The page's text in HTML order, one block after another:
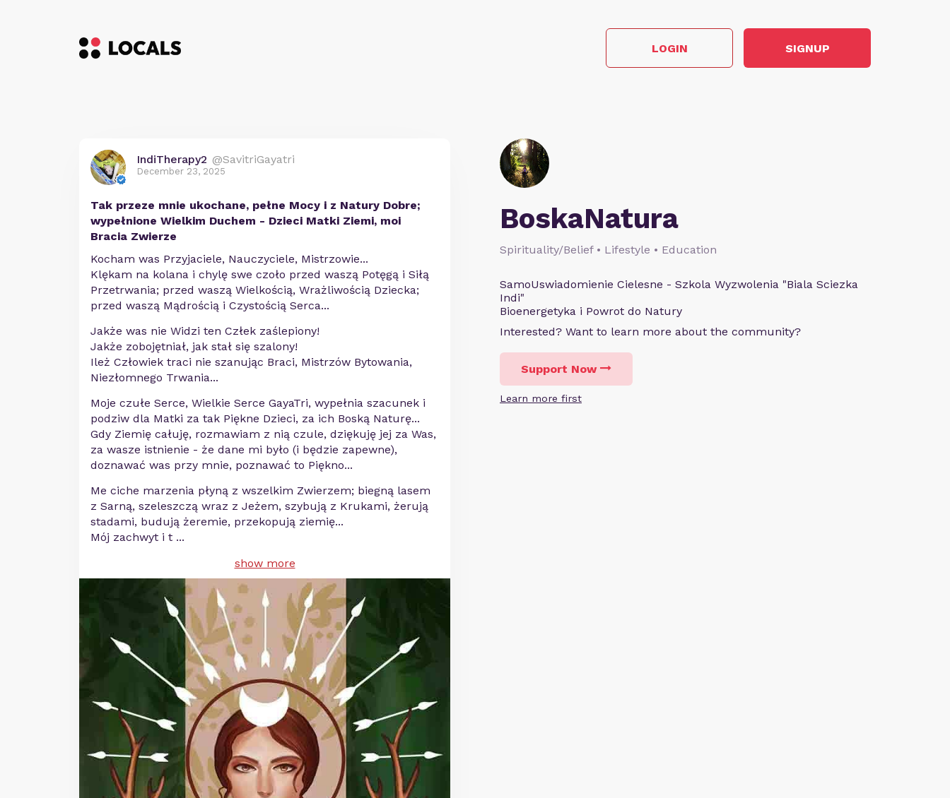
LOGIN SIGNUP
BoskaNatura
Spirituality/Belief • Lifestyle • Education
SamoUswiadomienie Cielesne - Szkola Wyzwolenia "Biala Sciezka
Indi"
Bioenergetyka i Powrot do Natury
Interested? Want to learn more about the community?
Support Now
Learn more first
IndiTherapy2 @SavitriGayatri
December 23, 2025
Tak przeze mnie ukochane, pełne Mocy i z Natury Dobre;
wypełnione Wielkim Duchem - Dzieci Matki Ziemi, moi
Bracia Zwierze
Kocham was Przyjaciele, Nauczyciele, Mistrzowie...
Klękam na kolana i chylę swe czoło przed waszą Potęgą i Siłą
Przetrwania; przed waszą Wielkością, Wrażliwością Dziecka;
przed waszą Mądrością i Czystością Serca...
Jakże was nie Widzi ten Człek zaślepiony!
Jakże zobojętniał, jak stał się szalony!
Ileż Człowiek traci nie szanując Braci, Mistrzów Bytowania,
Niezłomnego Trwania...
Moje czułe Serce, Wielkie Serce GayaTri, wypełnia szacunek i
podziw dla Matki za tak Piękne Dzieci, za ich Boską Naturę...
Gdy Ziemię całuję, rozmawiam z nią czule, dziękuję jej za Was,
za wasze istnienie - że dane mi było (i będzie zapewne),
doznawać was przy mnie, poznawać to Piękno...
Me ciche marzenia płyną z wszelkim Zwierzem; biegną lasem
z Sarną, szeleszczą wraz z Jeżem, szybują z Krukami, żerują
stadami, budują żeremie, przekopują ziemię...
Mój zachwyt i t ...
show more